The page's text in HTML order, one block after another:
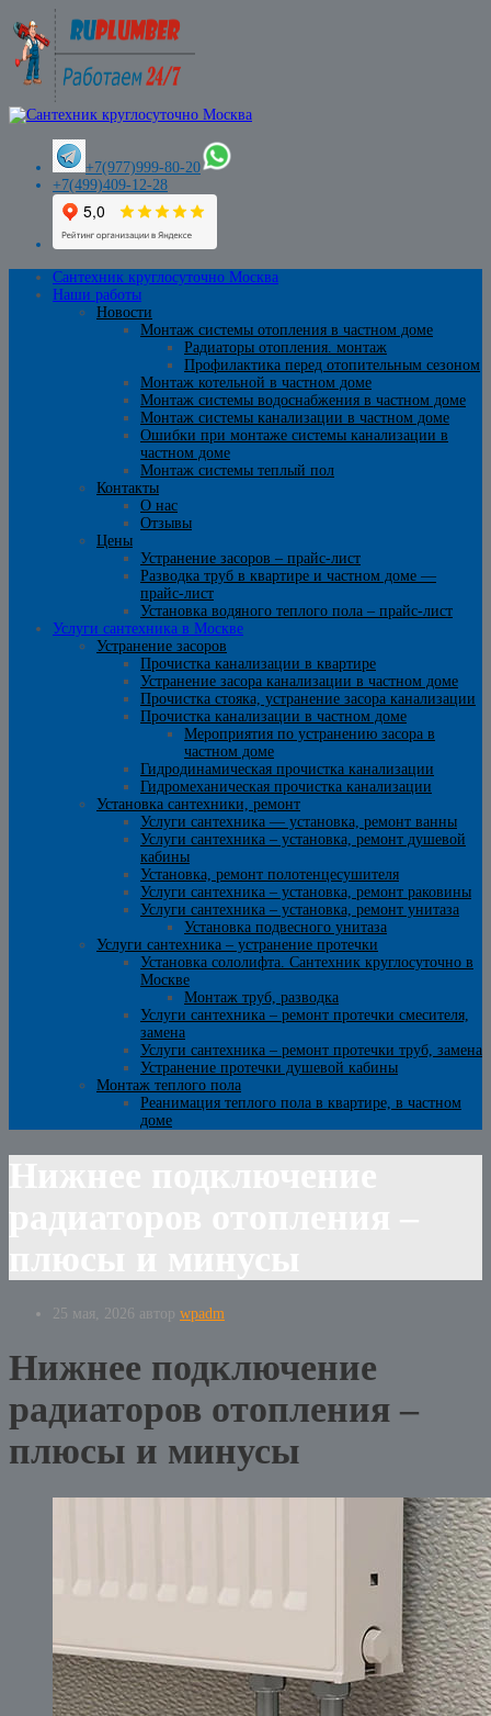
+7(977)999-80-20
+7(499)409-12-28
Сантехник круглосуточно Москва
Наши работы
Новости
Монтаж системы отопления в частном доме
Радиаторы отопления. монтаж
Профилактика перед отопительным сезоном
Монтаж котельной в частном доме
Монтаж системы водоснабжения в частном доме
Монтаж системы канализации в частном доме
Ошибки при монтаже системы канализации в
частном доме
Монтаж системы теплый пол
Контакты
О нас
Отзывы
Цены
Устранение засоров – прайс-лист
Разводка труб в квартире и частном доме —
прайс-лист
Установка водяного теплого пола – прайс-лист
Услуги сантехника в Москве
Устранение засоров
Прочистка канализации в квартире
Устранение засора канализации в частном доме
Прочистка стояка, устранение засора канализации
Прочистка канализации в частном доме
Мероприятия по устранению засора в
частном доме
Гидродинамическая прочистка канализации
Гидромеханическая прочистка канализации
Установка сантехники, ремонт
Услуги сантехника — установка, ремонт ванны
Услуги сантехника – установка, ремонт душевой
кабины
Установка, ремонт полотенцесушителя
Услуги сантехника – установка, ремонт раковины
Услуги сантехника – установка, ремонт унитаза
Установка подвесного унитаза
Услуги сантехника – устранение протечки
Установка сололифта. Сантехник круглосуточно в
Москве
Монтаж труб, разводка
Услуги сантехника – ремонт протечки смесителя,
замена
Услуги сантехника – ремонт протечки труб, замена
Устранение протечки душевой кабины
Монтаж теплого пола
Реанимация теплого пола в квартире, в частном
доме
25 мая, 2026 автор wpadm
Нижнее подключение
радиаторов отопления –
плюсы и минусы